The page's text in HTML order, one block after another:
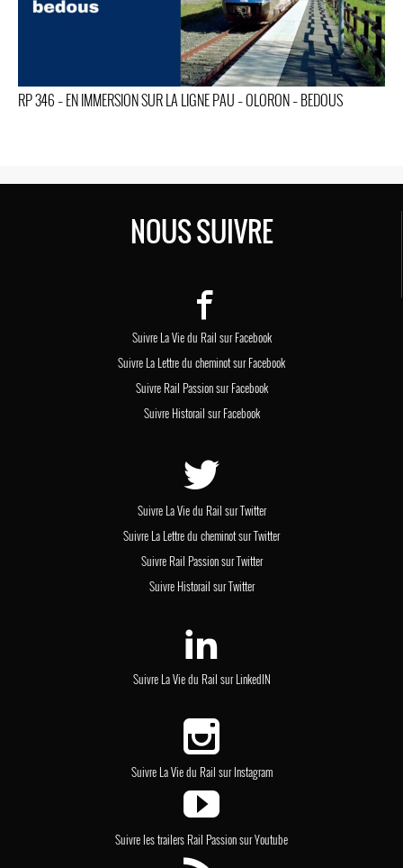
RP 346 – EN IMMERSION SUR LA LIGNE PAU – OLORON – BEDOUS
NOUS SUIVRE
Suivre La Vie du Rail sur Facebook
Suivre La Lettre du cheminot sur Facebook
Suivre Rail Passion sur Facebook
Suivre Historail sur Facebook
Suivre La Vie du Rail sur Twitter
Suivre La Lettre du cheminot sur Twitter
Suivre Rail Passion sur Twitter
Suivre Historail sur Twitter
Suivre La Vie du Rail sur LinkedIN
Suivre La Vie du Rail sur Instagram
Suivre les trailers Rail Passion sur Youtube